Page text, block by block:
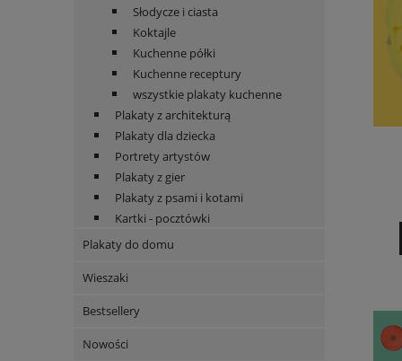
Słodycze i ciasta
Koktajle
Kuchenne półki
Kuchenne receptury
wszystkie plakaty kuchenne
Plakaty z architekturą
Plakaty dla dziecka
Portrety artystów
Plakaty z gier
Plakaty z psami i kotami
Kartki - pocztówki
Plakaty do domu
Wieszaki
Bestsellery
Nowości